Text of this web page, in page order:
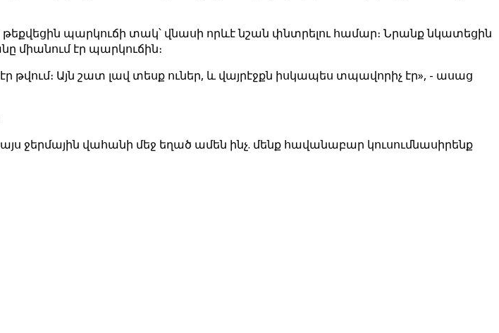
պարկուճի տակ՝ վնասի որևէ նշան փնտրելու համար։ Նրանք նկատեցին
միանում էր պարկուճին։
թվում։ Այն շատ լավ տեսք ուներ, և վայրէջքն իսկապես տպավորիչ էր», - ասաց
վահանի մեջ եղած ամեն ինչ. մենք հավանաբար կուսումնասիրենք